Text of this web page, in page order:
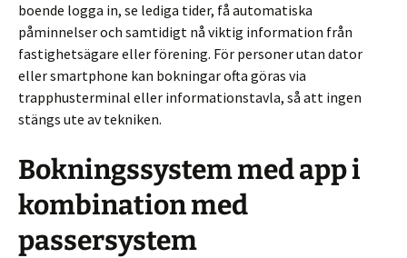
boende logga in, se lediga tider, få automatiska
påminnelser och samtidigt nå viktig information från
fastighetsägare eller förening. För personer utan dator
eller smartphone kan bokningar ofta göras via
trapphusterminal eller informationstavla, så att ingen
stängs ute av tekniken.
Bokningssystem med app i
kombination med
passersystem